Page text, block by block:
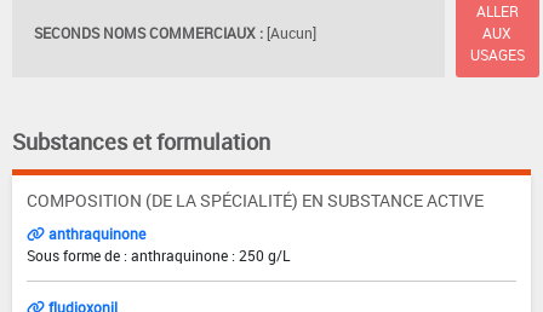
SECONDS NOMS COMMERCIAUX : [Aucun]
ALLER
AUX
USAGES
Substances et formulation
COMPOSITION (DE LA SPÉCIALITÉ) EN SUBSTANCE ACTIVE
anthraquinone
Sous forme de : anthraquinone : 250 g/L
fludioxonil